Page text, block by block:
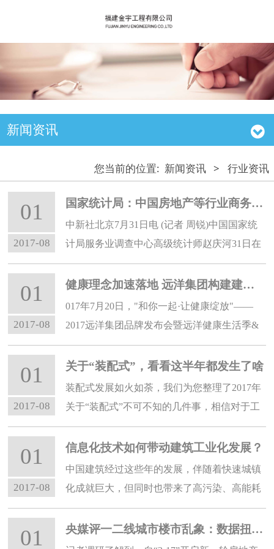
新闻资讯
您当前的位置: 新闻资讯 > 行业资讯
01
2017-08
国家统计局：中国房地产等行业商务活动业务总量回落
中新社北京7月31日电 (记者 周锐)中国国家统
计局服务业调查中心高级统计师赵庆河31日在
京表示，7月份，中国道路运输、房地产、居
民服务及修理等行业商务活动指数位于收缩区
间，业务总量有所回落。
01
2017-08
健康理念加速落地 远洋集团构建建筑健康生态圈
017年7月20日，"和你一起·让健康绽放"——
2017远洋集团品牌发布会暨远洋健康生活季&
远洋益跑启动活动在北京远洋盈创健康产业园
举办。
01
2017-08
关于“装配式”，看看这半年都发生了啥
装配式发展如火如荼，我们为您整理了2017年
关于“装配式”不可不知的几件事，相信对于工
程建设有一定的帮助，一起来看吧。
01
2017-08
信息化技术如何带动建筑工业化发展？
中国建筑经过这些年的发展，伴随着快速城镇
化成就巨大，但同时也带来了高污染、高能耗
和低质量、低效率等问题。
01 央媒评一二线城市楼市乱象：数据扭曲，房贷利率上浮误伤刚需